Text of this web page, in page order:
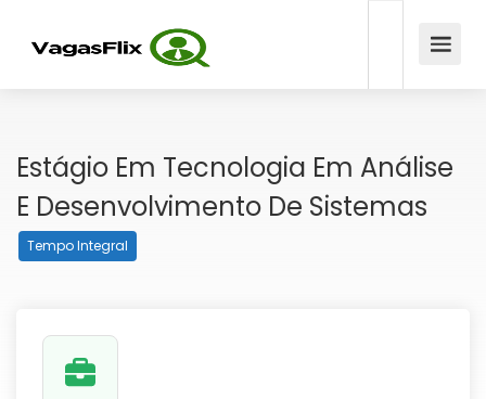
Estágio Em Tecnologia Em Análise
E Desenvolvimento De Sistemas
Tempo Integral